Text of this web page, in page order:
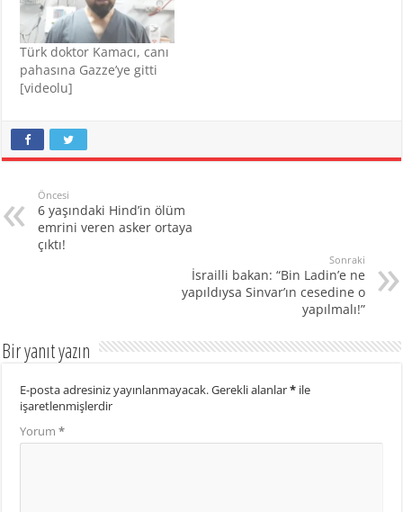
Türk doktor Kamacı, canı
pahasına Gazze’ye gitti
[videolu]
Öncesi
6 yaşındaki Hind’in ölüm
emrini veren asker ortaya
çıktı!
Sonraki
İsrailli bakan: “Bin Ladin’e ne
yapıldıysa Sinvar’ın cesedine o
yapılmalı!”
Bir yanıt yazın
E-posta adresiniz yayınlanmayacak.Gerekli alanlar* ile
işaretlenmişlerdir
Yorum*